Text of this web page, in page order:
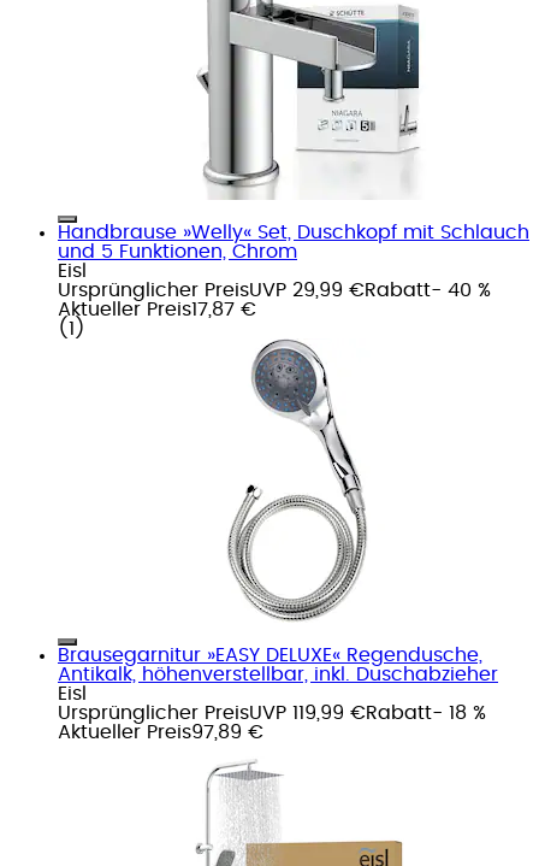
Handbrause »Welly« Set, Duschkopf mit Schlauch
und 5 Funktionen, Chrom
Eisl
Ursprünglicher PreisUVP 29,99 €Rabatt- 40 %
Aktueller Preis17,87 €
( 1 )
Brausegarnitur »EASY DELUXE« Regendusche,
Antikalk, höhenverstellbar, inkl. Duschabzieher
Eisl
Ursprünglicher PreisUVP 119,99 €Rabatt- 18 %
Aktueller Preis97,89 €